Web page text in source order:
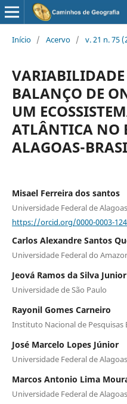
Início / Acervo / v. 21 n. 75
BALANÇO DE
UM
ATLÂNTICA NO
ALAGOAS-
Misael Ferreira dos santos
Universidade Federal de Alagoas
https://orcid.org/0000-0003-
Carlos Alexandre Santos
Universidade Federal do
Jeová Ramos da Silva Junior
Universidade de São Paulo
Rayonil Gomes Carneiro
Instituto Nacional de Pesquisas
José Marcelo Lopes Júnior
Universidade Federal de Alagoas
Marcos Antonio Lima
Universidade Federal de Alagoas